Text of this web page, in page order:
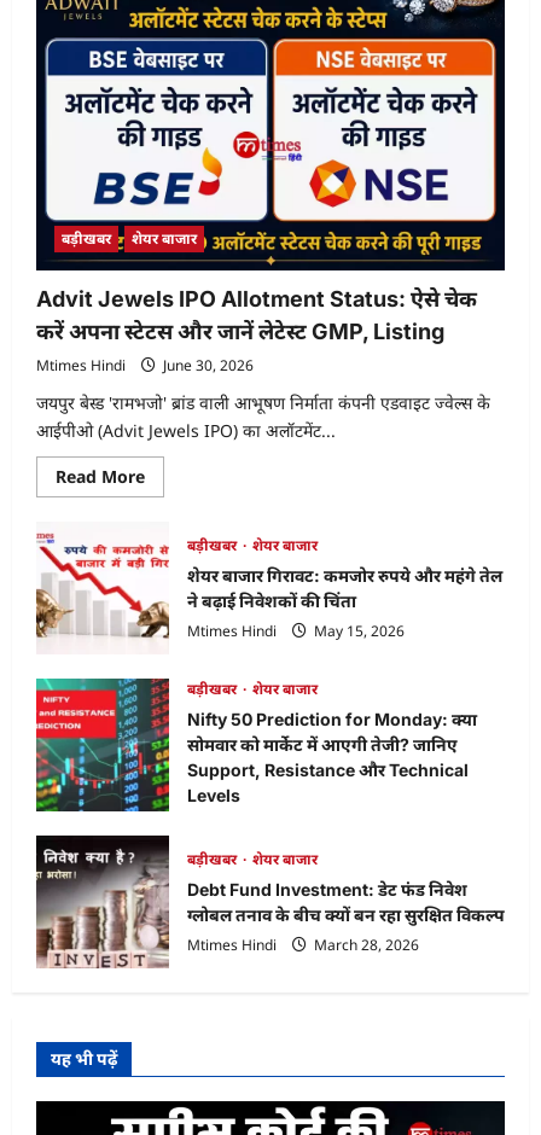
बढ़ी
अनिश्चितता
बड़ीखबर शेयर बाजार
Advit Jewels IPO Allotment Status: ऐसे चेक
करें अपना स्टेटस और जानें लेटेस्ट GMP, Listing
Mtimes Hindi June 30, 2026
जयपुर बेस्ड 'रामभजो' ब्रांड वाली आभूषण निर्माता कंपनी एडवाइट ज्वेल्स के
आईपीओ (Advit Jewels IPO) का अलॉटमेंट...
Read MoreRead
more
Jewels
IPO
Allotment
Status:
ऐसे
चेक
करें
स्टेटस
और
जानें
लेटेस्ट
GMP,
Listing
बड़ीखबर
शेयर बाजार
शेयर बाजार गिरावट: कमजोर रुपये और महंगे तेल
ने बढ़ाई निवेशकों की चिंता
Mtimes Hindi
May 15, 2026
बड़ीखबर
शेयर बाजार
Nifty 50 Prediction for Monday: क्या
सोमवार को मार्केट में आएगी तेजी? जानिए
Support, Resistance और Technical
Levels
बड़ीखबर
शेयर बाजार
Debt Fund Investment: डेट फंड निवेश
ग्लोबल तनाव के बीच क्यों बन रहा सुरक्षित विकल्प
Mtimes Hindi
March 28, 2026
यह भी पढ़ें